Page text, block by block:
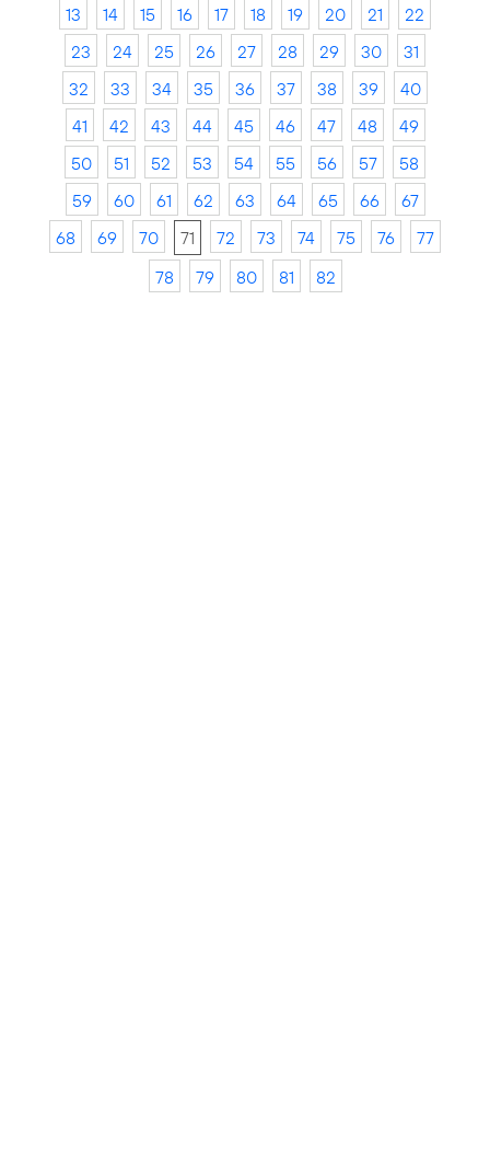
13
14 15 16 17 18 19 20 21
22
23
24 25 26 27 28 29 30
31
32
33 34 35 36 37 38 39
40
41
42 43 44 45 46 47 48
49
50
51 52 53 54 55 56 57
58
59
60 61 62 63 64 65 66
67
68
69 70 71 72 73 74 75 76
77
78
79 80 81 82